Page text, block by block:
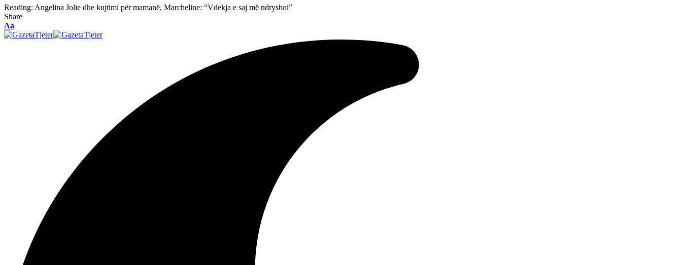
Reading: Angelina Jolie dhe kujtimi për mamanë, Marcheline: “Vdekja e saj më ndryshoi”
Share
Aa